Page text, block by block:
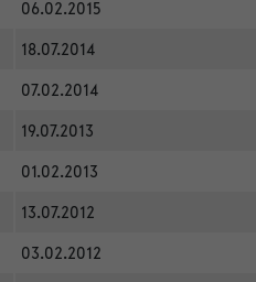
06.02.2015
18.07.2014
07.02.2014
19.07.2013
01.02.2013
13.07.2012
03.02.2012